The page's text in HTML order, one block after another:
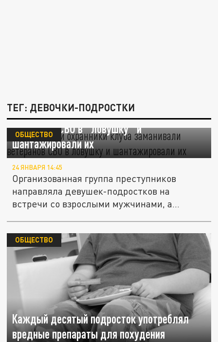
ТЕГ: ДЕВОЧКИ-ПОДРОСТКИ
Массажист и охранники клуба заманивали
ветеранов СВО в "ловушку" и
шантажировали их
ОБЩЕСТВО
24 ЯНВАРЯ 14:45
Организованная группа преступников
направляла девушек-подростков на
встречи со взрослыми мужчинами, а
Каждый десятый подросток употреблял
вредные препараты для похудения
ОБЩЕСТВО